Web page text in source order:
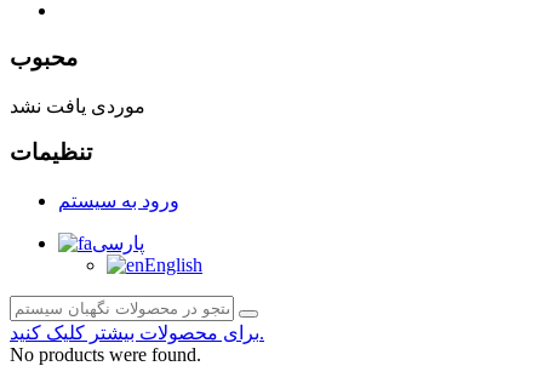
محبوب
موردی یافت نشد
تنظیمات
ورود به سیستم
پارسی
English
برای محصولات بیشتر کلیک کنید.
No products were found.